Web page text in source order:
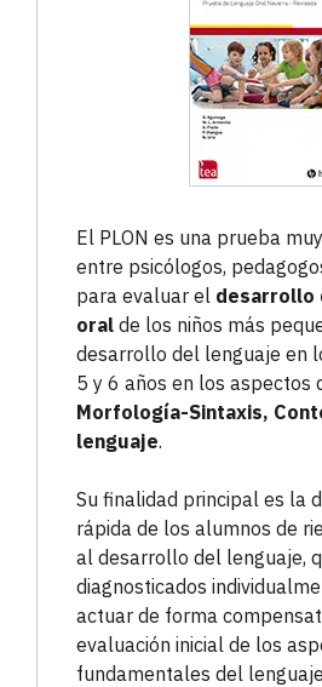
El PLON es una prueba
entre psicólogos,
para evaluar el desarrollo
oral de los niños más
desarrollo del lenguaje en
5 y 6 años en los aspectos
Morfología-Sintaxis,
lenguaje.
Su finalidad principal es la
rápida de los alumnos de
al desarrollo del lenguaje,
diagnosticados
actuar de forma
evaluación inicial de los
fundamentales del